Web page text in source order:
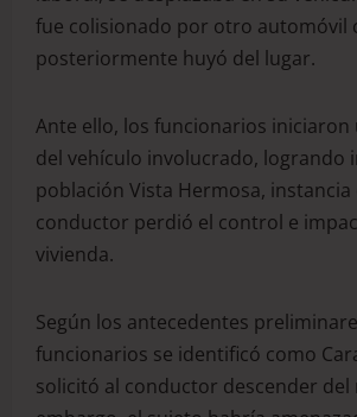
fue colisionado por otro automóvil
posteriormente huyó del lugar.
Ante ello, los funcionarios
del vehículo involucrado, logrando
población Vista Hermosa, instancia
conductor perdió el control e
vivienda.
Según los antecedentes
funcionarios se identificó como
solicitó al conductor descender del